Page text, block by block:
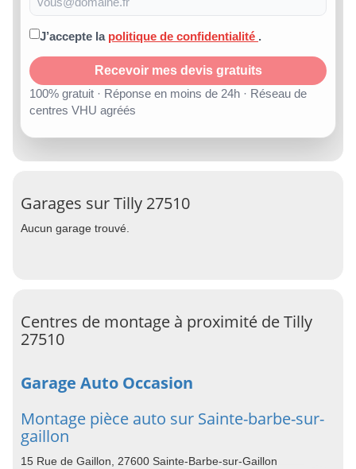
J’accepte la politique de confidentialité .
Recevoir mes devis gratuits
100% gratuit · Réponse en moins de 24h · Réseau de
centres VHU agréés
Garages sur Tilly 27510
Aucun garage trouvé.
Centres de montage à proximité de Tilly
27510
Garage Auto Occasion
Montage pièce auto sur Sainte-barbe-sur-
gaillon
15 Rue de Gaillon, 27600 Sainte-Barbe-sur-Gaillon